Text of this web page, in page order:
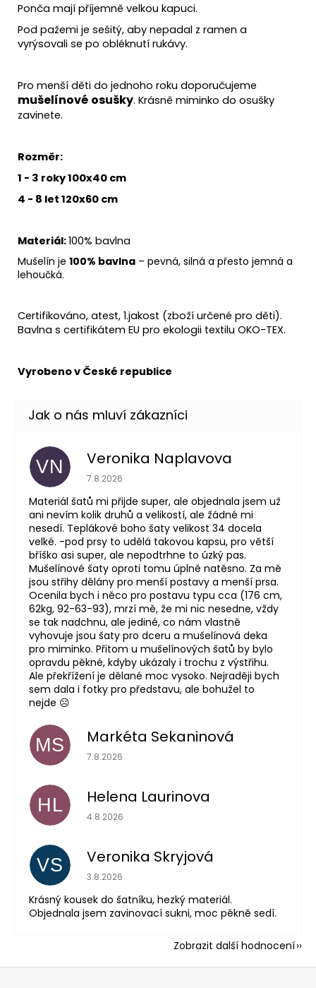
Ponča mají příjemně velkou kapuci.
Pod pažemi je sešitý, aby nepadal z ramen a
vyrýsovali se po obléknutí rukávy.
Pro menší děti do jednoho roku doporučujeme
mušelínové osušky. Krásně miminko do osušky
zavinete.
Rozměr:
1 - 3 roky 100x40 cm
4 - 8 let 120x60 cm
Materiál:100% bavlna
Mušelín je 100% bavlna – pevná, silná a přesto jemná a
lehoučká.
Certifikováno, atest, 1.jakost (zboží určené pro děti).
Bavlna s certifikátem EU pro ekologii textilu OKO-TEX.
Vyrobeno v České republice
VN Veronika Naplavova
Hodnocení obchodu je 4 z 5 hvězdiček.
7.8.2026
Materiál šatů mi přijde super, ale objednala jsem už
ani nevím kolik druhů a velikostí, ale žádné mi
nesedí. Teplákové boho šaty velikost 34 docela
velké. -pod prsy to udělá takovou kapsu, pro větší
bříško asi super, ale nepodtrhne to úzký pas.
Mušelínové šaty oproti tomu úplně natěsno. Za mě
jsou střihy dělány pro menší postavy a menší prsa.
Ocenila bych i něco pro postavu typu cca (176 cm,
62kg, 92-63-93), mrzí mě, že mi nic nesedne, vždy
se tak nadchnu, ale jediné, co nám vlastně
vyhovuje jsou šaty pro dceru a mušelínová deka
pro miminko. Přitom u mušelínových šatů by bylo
opravdu pěkné, kdyby ukázaly i trochu z výstřihu.
Ale překřížení je dělané moc vysoko. Nejraději bych
sem dala i fotky pro představu, ale bohužel to
nejde ☹️
MS Markéta Sekaninová
Hodnocení obchodu je 5 z 5 hvězdiček.
7.8.2026
HL Helena Laurinova
Hodnocení obchodu je 5 z 5 hvězdiček.
4.8.2026
VS Veronika Skryjová
Hodnocení obchodu je 5 z 5 hvězdiček.
3.8.2026
Krásný kousek do šatníku, hezký materiál.
Objednala jsem zavinovací sukni, moc pěkně sedí.
Zobrazit další hodnocení
Z